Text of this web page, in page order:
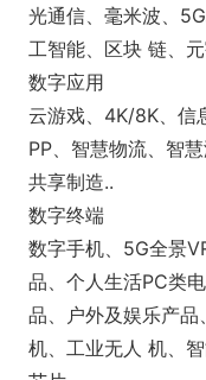
光通信、毫米波、
工智能、区块 链、
数字应用
云游戏、4K/8K、信
PP、智慧物流、智
共享制造..
数字终端
数字手机、5G全景
品、个人生活PC类
品、户外及娱乐产品
机、工业无人 机、